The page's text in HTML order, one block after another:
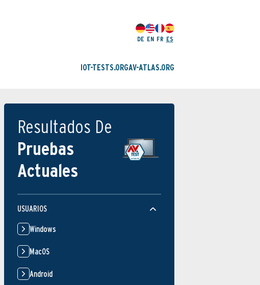
DE EN FR ES
IOT-TESTS.ORGAV-ATLAS.ORG
Resultados De
Pruebas
Actuales
USUARIOS
Windows
MacOS
Android